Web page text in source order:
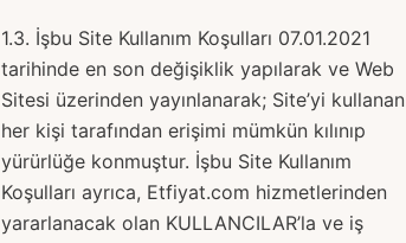
1.3. İşbu Site Kullanım Koşulları 07.01.2021
tarihinde en son değişiklik yapılarak ve Web
Sitesi üzerinden yayınlanarak; Site’yi kullanan
her kişi tarafından erişimi mümkün kılınıp
yürürlüğe konmuştur. İşbu Site Kullanım
Koşulları ayrıca, Etfiyat.com hizmetlerinden
yararlanacak olan KULLANCILAR’la ve iş